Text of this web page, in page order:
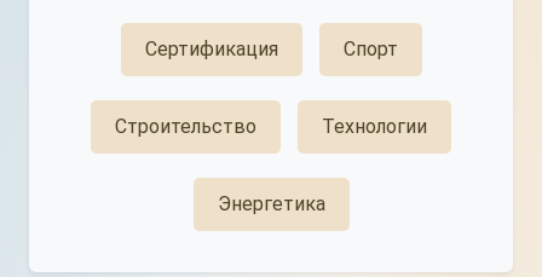
Сертификация Спорт
Строительство Технологии
Энергетика